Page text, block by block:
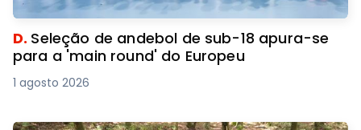
D. Seleção de andebol de sub-18 apura-se
para a 'main round' do Europeu
1 agosto 2026